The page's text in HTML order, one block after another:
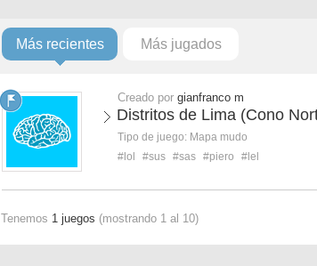
Más recientes Más jugados
Creado por gianfranco m
Distritos de Lima (Cono
Tipo de juego: Mapa mudo
#lol
#sus #sas #piero #lel
Tenemos 1 juegos (mostrando 1 al 10)